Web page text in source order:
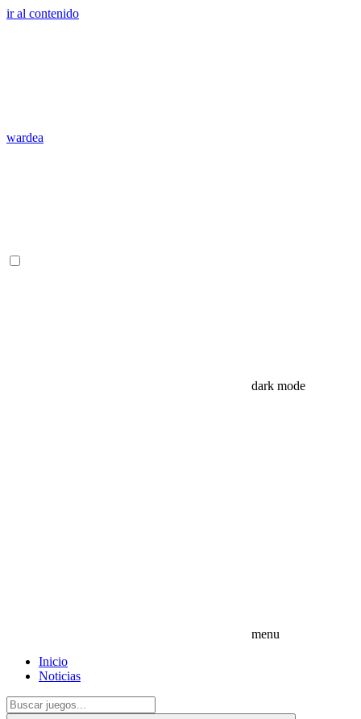
ir al contenido
wardea
dark mode
menu
Inicio
Noticias